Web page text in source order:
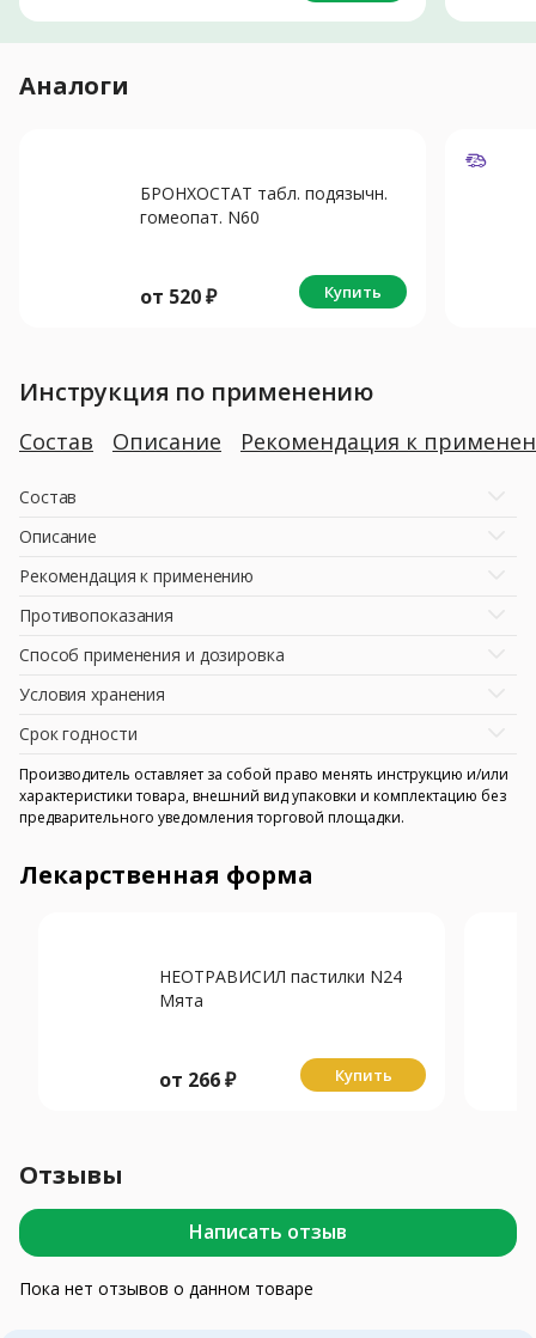
Аналоги
БРОНХОСТАТ табл. подязычн.
гомеопат. N60
от 520₽ Купить
Инструкция по применению
Состав Описание Рекомендация к
Состав
Описание
Рекомендация к применению
Противопоказания
Способ применения и дозировка
Условия хранения
Срок годности
Производитель оставляет за собой право менять инструкцию и/или
характеристики товара, внешний вид упаковки и комплектацию без
предварительного уведомления торговой площадки.
Лекарственная форма
НЕОТРАВИСИЛ пастилки N24
Мята
от 266₽ Купить
Отзывы
Написать отзыв
Пока нет отзывов о данном товаре